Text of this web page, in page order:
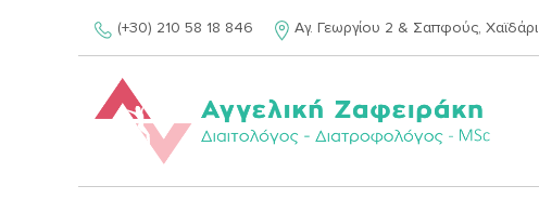
(+30) 210 58 18 846 Αγ. Γεωργίου 2 & Σαπφούς, Χαϊδάρι